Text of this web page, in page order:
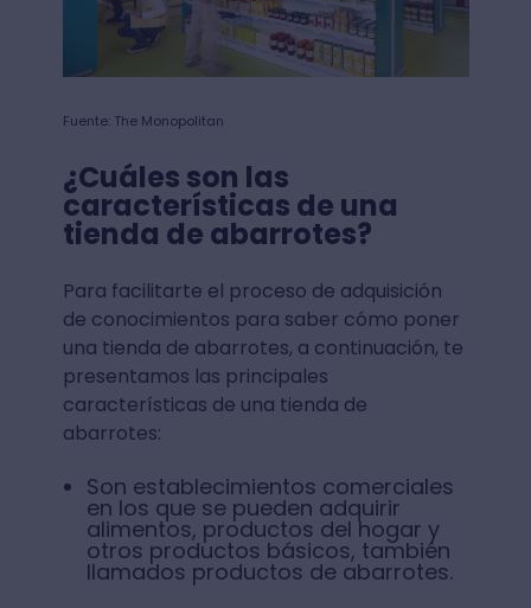
Fuente: The Monopolitan
¿Cuáles son las
características de una
tienda de abarrotes?
Para facilitarte el proceso de adquisición
de conocimientos para saber cómo poner
una tienda de abarrotes, a continuación, te
presentamos las principales
características de una tienda de
abarrotes:
Son establecimientos comerciales
en los que se pueden adquirir
alimentos, productos del hogar y
otros productos básicos, también
llamados productos de abarrotes.